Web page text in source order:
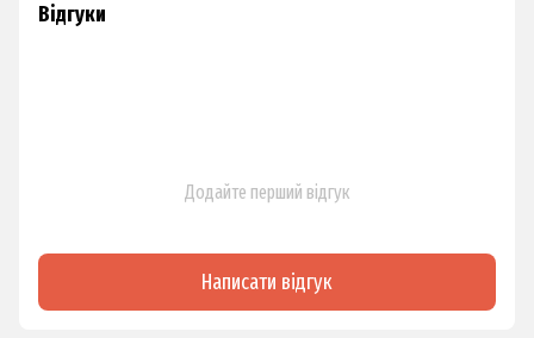
Відгуки
Додайте перший відгук
Написати відгук